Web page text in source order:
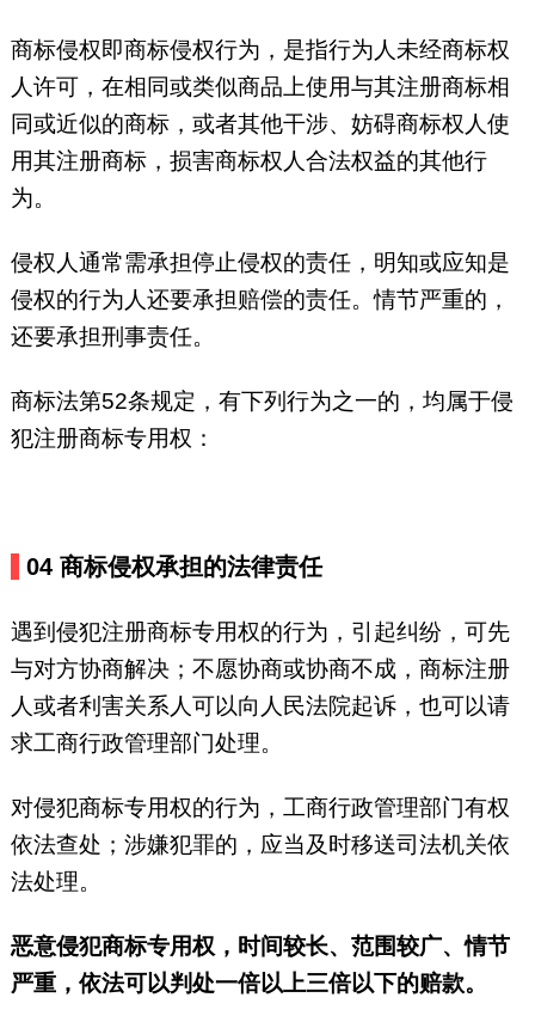
商标侵权即商标侵权行为，是指行为人未经商标权
人许可，在相同或类似商品上使用与其注册商标相
同或近似的商标，或者其他干涉、妨碍商标权人使
用其注册商标，损害商标权人合法权益的其他行
为。
侵权人通常需承担停止侵权的责任，明知或应知是
侵权的行为人还要承担赔偿的责任。情节严重的，
还要承担刑事责任。
商标法第52条规定，有下列行为之一的，均属于侵
犯注册商标专用权：
04商标侵权承担的法律责任
遇到侵犯注册商标专用权的行为，引起纠纷，可先
与对方协商解决；不愿协商或协商不成，商标注册
人或者利害关系人可以向人民法院起诉，也可以请
求工商行政管理部门处理。
对侵犯商标专用权的行为，工商行政管理部门有权
依法查处；涉嫌犯罪的，应当及时移送司法机关依
法处理。
恶意侵犯商标专用权，时间较长、范围较广、情节
严重，依法可以判处一倍以上三倍以下的赔款。